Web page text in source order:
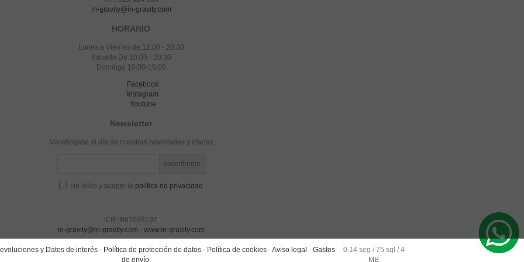
in-gravity@in-gravity.com
HORARIO
Lunes a Viernes de 12:00 - 20:30
Sabado De 10:00 - 20:30
Domingo 10:00-15:00
Facebook
Instagram
Youtube
Newsletter
Manténgase al día de nuestras novedades y ofertas
He leído y acepto la política de privacidad
CIF: B87698197
in-gravity@in-gravity.com - www.in-gravity.com
y Datos de interés - Política de protección de datos - Política de cookies -Aviso legal - Gastos
de envío
0.14 seg /75 sql / 4
MB